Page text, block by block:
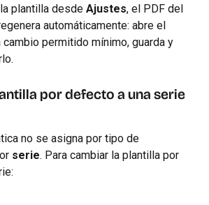
plantilla desde Ajustes, el PDF del
automáticamente: abre el
cambio permitido mínimo, guarda y
por defecto a una serie
no se asigna por tipo de
serie. Para cambiar la plantilla por